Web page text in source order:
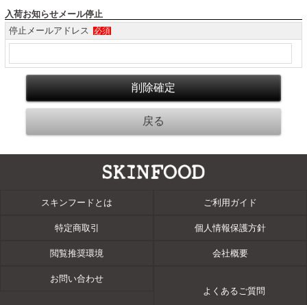
入荷お知らせメール停止
停止メールアドレス
必須
スキンフードとは ご利用ガイド
特定商取引 個人情報保護方針
閲覧推奨環境 会社概要
お問い合わせ
よくあるご質問